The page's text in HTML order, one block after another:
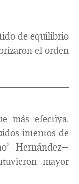
de equilibrio
el orden
más efectiva.
intentos de
Hernández—
mayor